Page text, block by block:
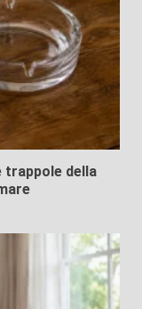
trappole della